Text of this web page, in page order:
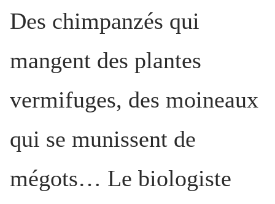
Des chimpanzés qui
mangent des plantes
vermifuges, des moineaux
qui se munissent de
mégots… Le biologiste